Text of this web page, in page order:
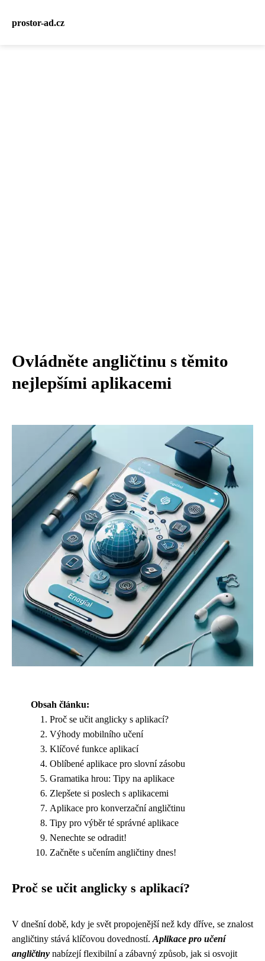
prostor-ad.cz
Ovládněte angličtinu s těmito
nejlepšími aplikacemi
Obsah článku:
Proč se učit anglicky s aplikací?
Výhody mobilního učení
Klíčové funkce aplikací
Oblíbené aplikace pro slovní zásobu
Gramatika hrou: Tipy na aplikace
Zlepšete si poslech s aplikacemi
Aplikace pro konverzační angličtinu
Tipy pro výběr té správné aplikace
Nenechte se odradit!
Začněte s učením angličtiny dnes!
Proč se učit anglicky s aplikací?
V dnešní době, kdy je svět propojenější než kdy dříve, se znalost
angličtiny stává klíčovou dovedností. Aplikace pro učení
angličtiny nabízejí flexibilní a zábavný způsob, jak si osvojit